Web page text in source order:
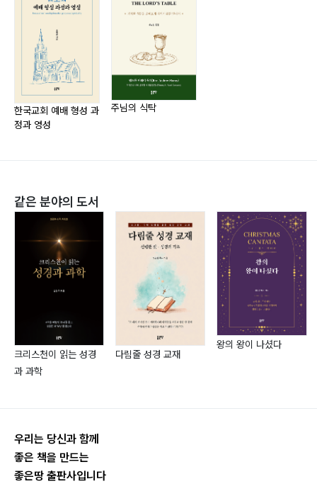
성찬 후 한 주간(The Week after the Supper)
Ⅰ. 월요일 아침: 음식의 힘
Ⅱ. 화요일 아침: 성화
Ⅲ. 수요일 아침: 순종
Ⅳ. 목요일 아침: 사역
부록(Appendix)
Ⅰ. 자기성찰
Ⅱ. 그리스도의 실제적 임재
한국교회 예배 형성 과
정과 영성
주님의 식탁
같은 분야의 도서
크리스천이 읽는 성경
과 과학
다림줄 성경 교재
왕의 왕이 나셨다
우리는 당신과 함께
좋은 책을 만드는
좋은땅 출판사입니다